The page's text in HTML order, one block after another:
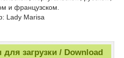
и французском.
Lady Marisa
загрузки / Download